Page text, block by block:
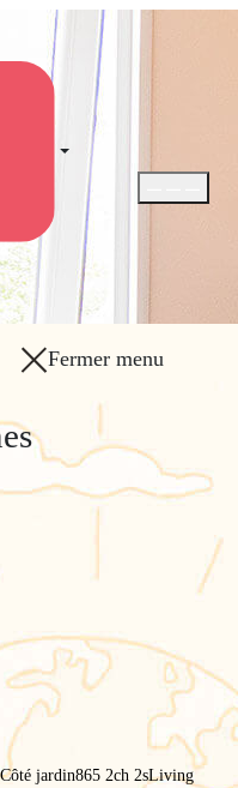
Fermer menu
jardin865 2ch 2sLiving